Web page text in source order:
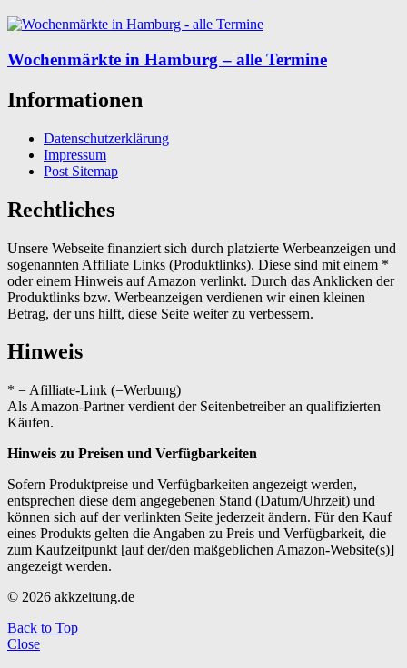
Wochenmärkte in Hamburg – alle Termine
Informationen
Datenschutzerklärung
Impressum
Post Sitemap
Rechtliches
Unsere Webseite finanziert sich durch platzierte Werbeanzeigen und
sogenannten Affiliate Links (Produktlinks). Diese sind mit einem *
oder einem Hinweis auf Amazon verlinkt. Durch das Anklicken der
Produktlinks bzw. Werbeanzeigen verdienen wir einen kleinen
Betrag, der uns hilft, diese Seite weiter zu verbessern.
Hinweis
* = Afilliate-Link (=Werbung)
Als Amazon-Partner verdient der Seitenbetreiber an qualifizierten
Käufen.
Hinweis zu Preisen und Verfügbarkeiten
Sofern Produktpreise und Verfügbarkeiten angezeigt werden,
entsprechen diese dem angegebenen Stand (Datum/Uhrzeit) und
können sich auf der verlinkten Seite jederzeit ändern. Für den Kauf
eines Produkts gelten die Angaben zu Preis und Verfügbarkeit, die
zum Kaufzeitpunkt [auf der/den maßgeblichen Amazon-Website(s)]
angezeigt werden.
© 2026 akkzeitung.de
Back to Top
Close